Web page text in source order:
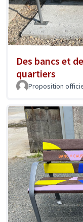
Des bancs et
quartiers
Proposition